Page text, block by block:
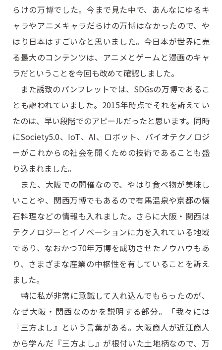
らけの万博でした。今まで見た中で、あんなにゆるキ
ャラやアニメキャラだらけの万博はなかったので、や
はり日本はすごいなと思いました。今日本が世界に売
る最大のコンテンツは、アニメとゲームと漫画のキャ
ラだということを今回も改めて確認しました。
また誘致のパンフレットでは、SDGsの万博であるこ
とも謳われていました。2015年時点でそれを訴えてい
たのは、早い段階でのアピールだったと思います。同時
にSociety5.0、IoT、AI、ロボット、バイオテクノロジ
ーがこれからの社会を開くための技術であることも盛
り込まれました。
また、大阪での開催なので、やはり食べ物が美味し
いことや、関西万博でもあるので有馬温泉や京都の懐
石料理などの情報も入れました。さらに大阪・関西は
テクノロジーとイノベーションに力を入れている地域
であり、なおかつ70年万博を成功させたノウハウもあ
り、さまざまな産業の中枢性を有していることを訴え
ました。
特に私が非常に意識して入れ込んでもらったのが、
なぜ大阪・関西なのかを説明する部分。「我々には
『三方よし』という言葉がある。大阪商人が近江商人
から学んだ『三方よし』が根付いた土地柄なので、万